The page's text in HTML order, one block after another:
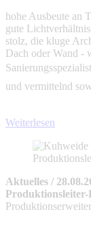
hohe Ausbeute an
gute
stolz, die kluge
Dach oder Wand -
und vermittelnd
Weiterlesen
Aktuelles /